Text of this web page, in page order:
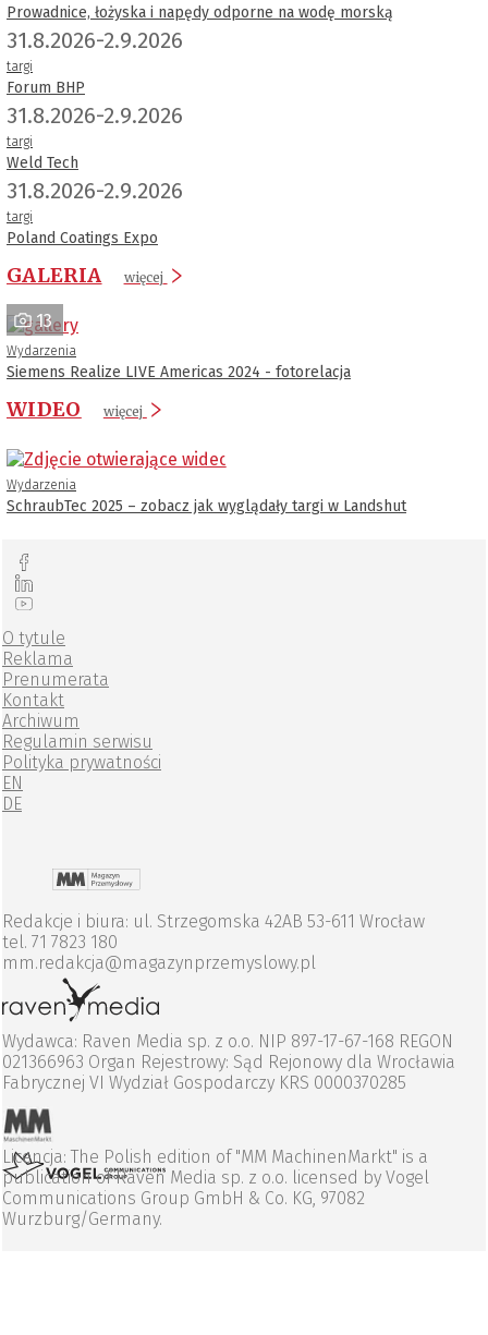
Prowadnice, łożyska i napędy odporne na wodę morską
31.8.2026-2.9.2026
targi
Forum BHP
31.8.2026-2.9.2026
targi
Weld Tech
31.8.2026-2.9.2026
targi
Poland Coatings Expo
GALERIA więcej
13
Wydarzenia
Siemens Realize LIVE Americas 2024 - fotorelacja
WIDEO więcej
Wydarzenia
SchraubTec 2025 – zobacz jak wyglądały targi w Landshut
O tytule
Reklama
Prenumerata
Kontakt
Archiwum
Regulamin serwisu
Polityka prywatności
EN
DE
Redakcje i biura: ul. Strzegomska 42AB 53-611 Wrocław
tel. 71 7823 180
mm.redakcja@magazynprzemyslowy.pl
Wydawca: Raven Media sp. z o.o. NIP 897-17-67-168 REGON
021366963 Organ Rejestrowy: Sąd Rejonowy dla Wrocławia
Fabrycznej VI Wydział Gospodarczy KRS 0000370285
Licencja: The Polish edition of "MM MachinenMarkt" is a
publication of Raven Media sp. z o.o. licensed by Vogel
Communications Group GmbH & Co. KG, 97082
Wurzburg/Germany.